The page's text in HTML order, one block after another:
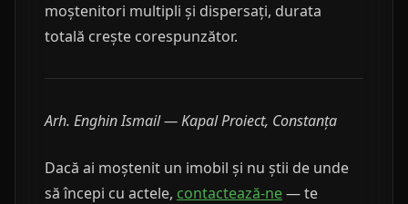
moștenitori multipli și dispersați, durata
totală crește corespunzător.
Arh. Enghin Ismail — Kapal Proiect, Constanța
Dacă ai moștenit un imobil și nu știi de unde
să începi cu actele, contactează-ne— te